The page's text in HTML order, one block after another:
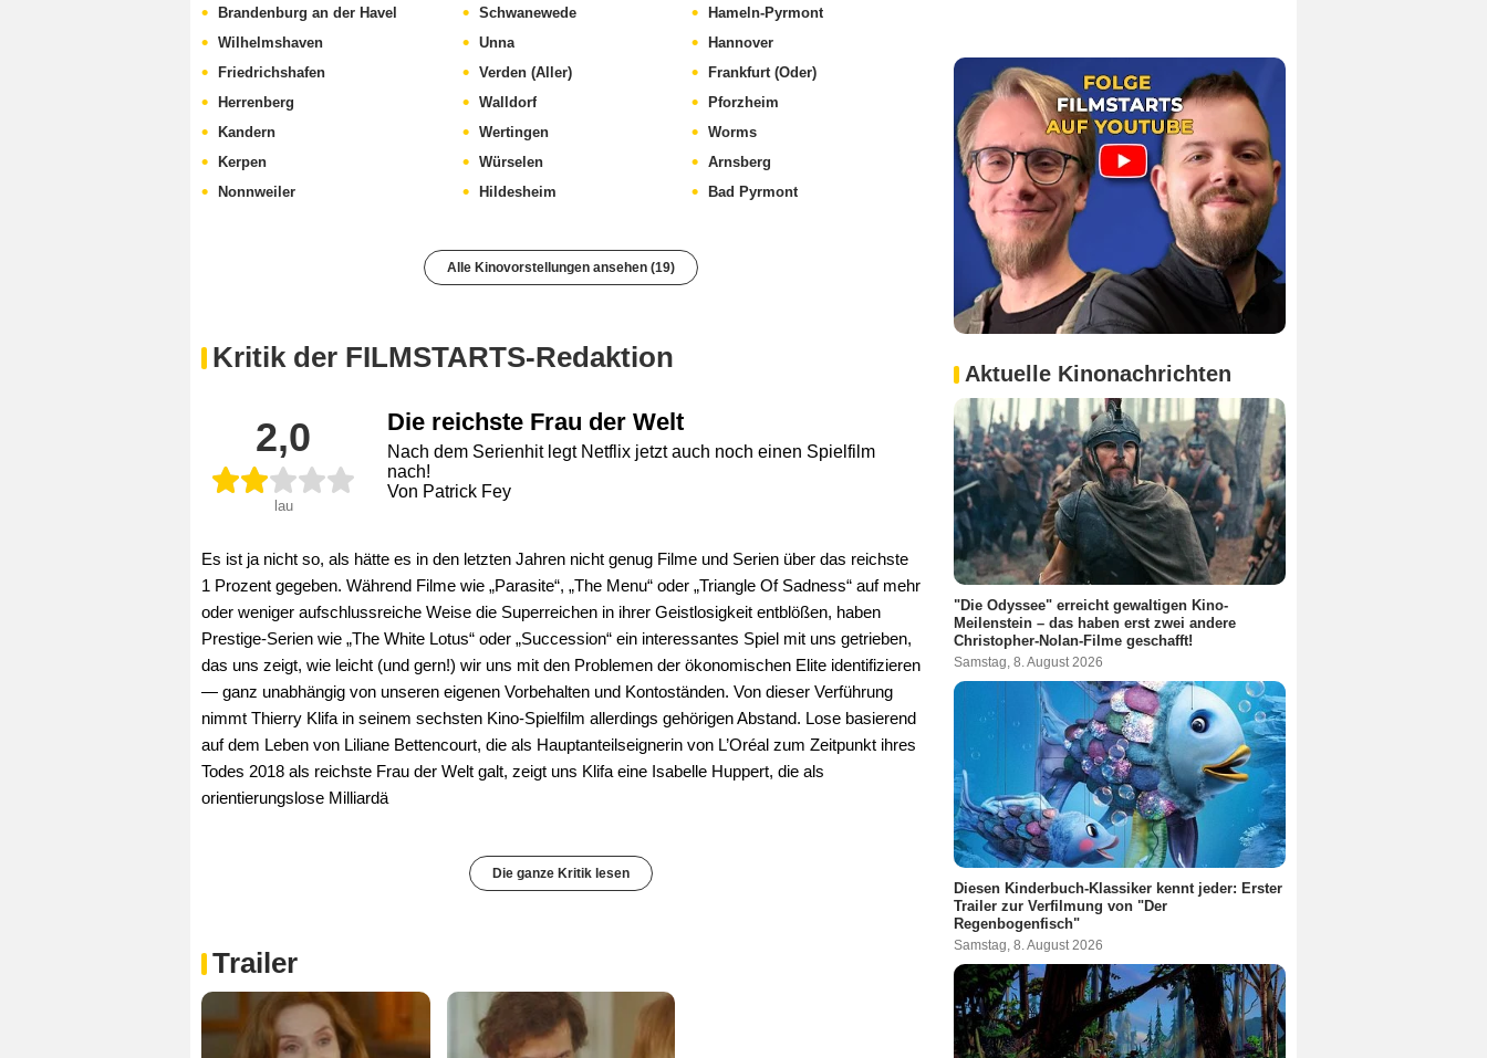
Brandenburg an der Havel
Wilhelmshaven
Friedrichshafen
Herrenberg
Kandern
Kerpen
Nonnweiler
Schwanewede
Unna
Verden (Aller)
Walldorf
Wertingen
Würselen
Hildesheim
Hameln-Pyrmont
Hannover
Frankfurt (Oder)
Pforzheim
Worms
Arnsberg
Bad Pyrmont
Alle Kinovorstellungen ansehen (19)
Kritik der FILMSTARTS-Redaktion
2,0
lau
Die reichste Frau der Welt
Nach dem Serienhit legt Netflix jetzt auch noch einen Spielfilm
nach!
Von Patrick Fey
Es ist ja nicht so, als hätte es in den letzten Jahren nicht genug Filme und Serien über das reichste
1 Prozent gegeben. Während Filme wie „Parasite“, „The Menu“ oder „Triangle Of Sadness“ auf mehr
oder weniger aufschlussreiche Weise die Superreichen in ihrer Geistlosigkeit entblößen, haben
Prestige-Serien wie „The White Lotus“ oder „Succession“ ein interessantes Spiel mit uns getrieben,
das uns zeigt, wie leicht (und gern!) wir uns mit den Problemen der ökonomischen Elite identifizieren
— ganz unabhängig von unseren eigenen Vorbehalten und Kontoständen. Von dieser Verführung
nimmt Thierry Klifa in seinem sechsten Kino-Spielfilm allerdings gehörigen Abstand. Lose basierend
auf dem Leben von Liliane Bettencourt, die als Hauptanteilseignerin von L’Oréal zum Zeitpunkt ihres
Todes 2018 als reichste Frau der Welt galt, zeigt uns Klifa eine Isabelle Huppert, die als
orientierungslose Milliardä
Die ganze Kritik lesen
Trailer
Aktuelle Kinonachrichten
"Die Odyssee" erreicht gewaltigen Kino-
Meilenstein – das haben erst zwei andere
Christopher-Nolan-Filme geschafft!
Samstag, 8. August 2026
Diesen Kinderbuch-Klassiker kennt jeder: Erster
Trailer zur Verfilmung von "Der
Regenbogenfisch"
Samstag, 8. August 2026